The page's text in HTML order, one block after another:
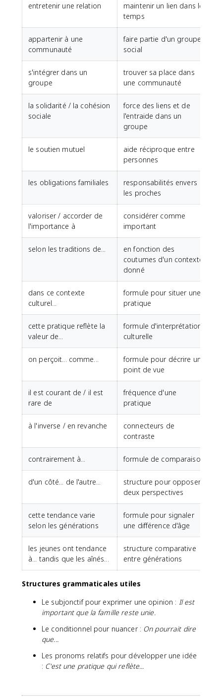
entretenir une relation
maintenir un lien dans le
temps
appartenir à une
communauté
faire partie d'un groupe
social
s'intégrer dans un
groupe
trouver sa place dans
une communauté
la solidarité / la cohésion
sociale
force des liens et de
l'entraide dans un
groupe
le soutien mutuel
aide réciproque entre
personnes
les obligations familiales
responsabilités envers
les proches
valoriser / accorder de
l'importance à
considérer comme
important
selon les traditions de...
en fonction des
coutumes d'un contexte
donné
dans ce contexte
culturel...
formule pour situer une
pratique
cette pratique reflète la
valeur de...
formule d'interprétation
culturelle
on perçoit... comme...
formule pour décrire un
point de vue
il est courant de / il est
rare de
fréquence d'une
pratique
à l'inverse / en revanche
connecteurs de
contraste
contrairement à... formule de comparaison
d'un côté... de l'autre...
structure pour opposer
deux perspectives
cette tendance varie
selon les générations
formule pour signaler
une différence d'âge
les jeunes ont tendance
à... tandis que les aînés...
structure comparative
entre générations
Structures grammaticales utiles
Le subjonctif pour exprimer une opinion : Il est
important que la famille reste unie.
Le conditionnel pour nuancer : On pourrait dire
que...
Les pronoms relatifs pour développer une idée
: C'est une pratique qui reflète...